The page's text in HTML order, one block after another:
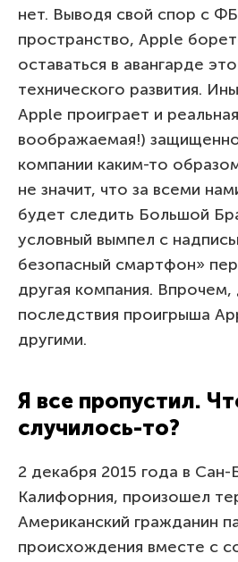
нет. Выводя свой спор с
пространство, Apple
оставаться в авангарде
технического развития.
Apple проиграет и
воображаемая!)
компании каким-то
не значит, что за всеми
будет следить Большой
условный вымпел с
безопасный смартфон»
другая компания. Впрочем,
последствия проигрыша
другими.
Я все пропустил.
случилось-то?
2 декабря 2015 года в
Калифорния, произошел
Американский гражданин
происхождения вместе с